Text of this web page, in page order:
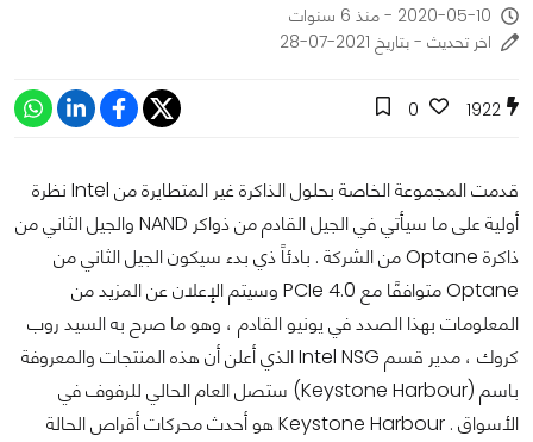
2020-05-10 - منذ 6 سنوات
اخر تحديث - بتاريخ 2021-07-28
1922
0
قدمت المجموعة الخاصة بحلول الذاكرة غير المتطايرة من Intel نظرة
أولية على ما سيأتي في الجيل القادم من ذواكر NAND والجيل الثاني من
ذاكرة Optane من الشركة . بادئاً ذي بدء سيكون الجيل الثاني من
Optane متوافقًا مع PCIe 4.0 وسيتم الإعلان عن المزيد من
المعلومات بهذا الصدد في يونيو القادم ، وهو ما صرح به السيد روب
كروك ، مدير قسم Intel NSG الذي أعلن أن هذه المنتجات والمعروفة
باسم (Keystone Harbour) ستصل العام الحالي للرفوف في
الأسواق . Keystone Harbour هو أحدث محركات أقراص الحالة